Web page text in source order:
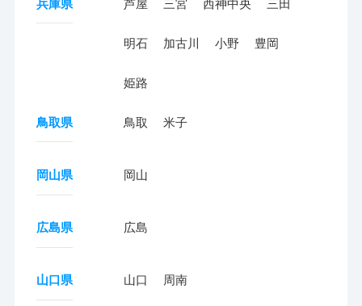
兵庫県 芦屋 三宮 西神中央 三田
明石 加古川 小野 豊岡
姫路
鳥取県 鳥取 米子
岡山県 岡山
広島県 広島
山口県 山口 周南